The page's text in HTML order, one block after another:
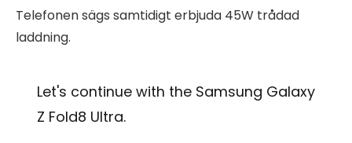
Telefonen sägs samtidigt erbjuda 45W trådad
laddning.
Let's continue with the Samsung Galaxy
Z Fold8 Ultra.